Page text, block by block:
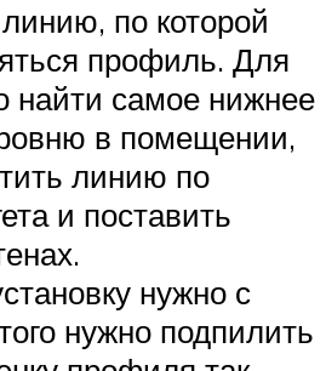
по которой
профиль. Для
найти самое нижнее
в помещении,
линию по
и поставить
нужно с
нужно подпилить